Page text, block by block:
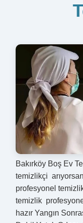
Bakırköy Boş Ev
temizlikçi
profesyonel
temizlik
hazır Yangın